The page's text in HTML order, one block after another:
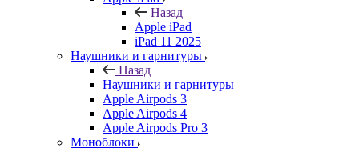
Назад
Apple iPad
iPad 11 2025
Наушники и гарнитуры
Назад
Наушники и гарнитуры
Apple Airpods 3
Apple Airpods 4
Apple Airpods Pro 3
Моноблоки